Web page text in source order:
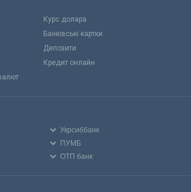
Курс долара
Банківські картки
Депозити
Кредит онлайн
Укрсиббанк
ПУМБ
ОТП банк